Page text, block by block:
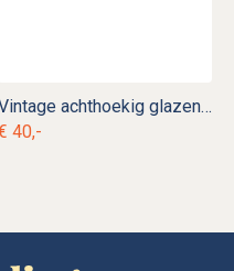
Vintage achthoekig glazen sieraden kistje
40,-